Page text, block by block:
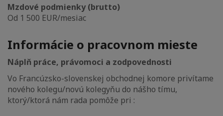
Mzdové podmienky (brutto)
Od 1 500 EUR/mesiac
Informácie o pracovnom mieste
Náplň práce, právomoci a zodpovednosti
Vo Francúzsko-slovenskej obchodnej komore privítame
nového kolegu/novú kolegyňu do nášho tímu,
ktorý/ktorá nám rada pomôže pri :